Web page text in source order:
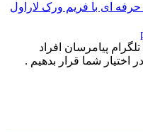
حرفه ای با فریم ورک لاراول
پیامرسان افراد